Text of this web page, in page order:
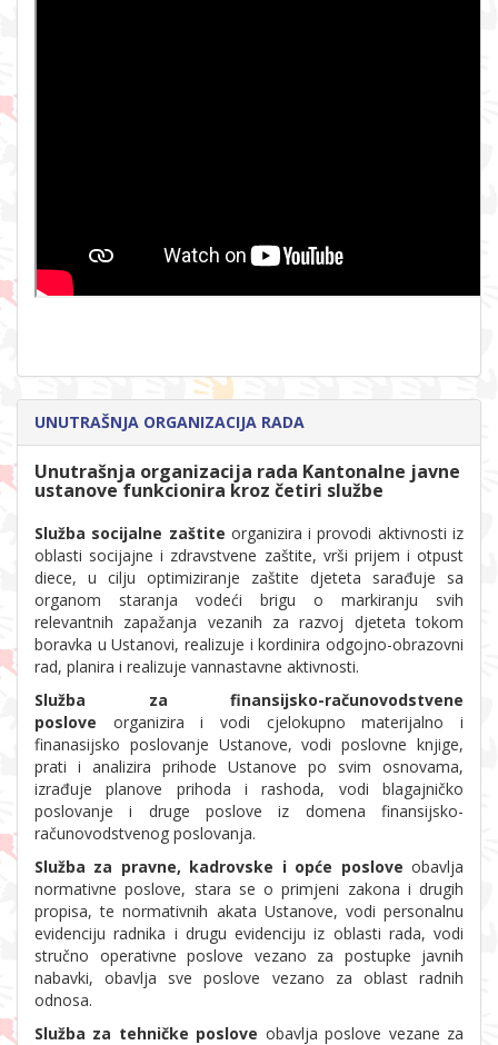
UNUTRAŠNJA ORGANIZACIJA RADA
Unutrašnja organizacija rada Kantonalne javne
ustanove funkcionira kroz četiri službe
Služba socijalne zaštite organizira i provodi aktivnosti iz
oblasti socijajne i zdravstvene zaštite, vrši prijem i otpust
diece, u cilju optimiziranje zaštite djeteta sarađuje sa
organom staranja vodeći brigu o markiranju svih
relevantnih zapažanja vezanih za razvoj djeteta tokom
boravka u Ustanovi, realizuje i kordinira odgojno-obrazovni
rad, planira i realizuje vannastavne aktivnosti.
Služba za finansijsko-računovodstvene
poslove organizira i vodi cjelokupno materijalno i
finanasijsko poslovanje Ustanove, vodi poslovne knjige,
prati i analizira prihode Ustanove po svim osnovama,
izrađuje planove prihoda i rashoda, vodi blagajničko
poslovanje i druge poslove iz domena finansijsko-
računovodstvenog poslovanja.
Služba za pravne, kadrovske i opće poslove obavlja
normativne poslove, stara se o primjeni zakona i drugih
propisa, te normativnih akata Ustanove, vodi personalnu
evidenciju radnika i drugu evidenciju iz oblasti rada, vodi
stručno operativne poslove vezano za postupke javnih
nabavki, obavlja sve poslove vezano za oblast radnih
odnosa.
Služba za tehničke poslove obavlja poslove vezane za